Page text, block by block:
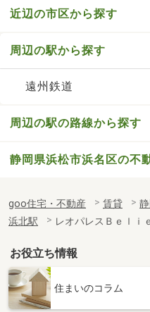
近辺の市区から探す
周辺の駅から探す
遠州鉄道
周辺の駅の路線から探す
静岡県浜松市浜名区の不
goo住宅・不動産 賃貸
浜北駅
レオパレスＢｅｌｉ
お役立ち情報
住まいのコラム